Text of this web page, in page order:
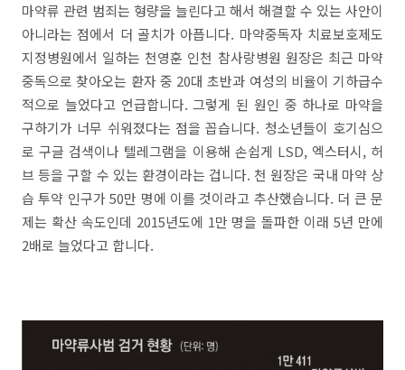
마약류 관련 범죄는 형량을 늘린다고 해서 해결할 수 있는 사안이
아니라는 점에서 더 골치가 아픕니다. 마약중독자 치료보호제도
지정병원에서 일하는 천영훈 인천 참사랑병원 원장은 최근 마약
중독으로 찾아오는 환자 중 20대 초반과 여성의 비율이 기하급수
적으로 늘었다고 언급합니다. 그렇게 된 원인 중 하나로 마약을
구하기가 너무 쉬워졌다는 점을 꼽습니다. 청소년들이 호기심으
로 구글 검색이나 텔레그램을 이용해 손쉽게 LSD, 엑스터시, 허
브 등을 구할 수 있는 환경이라는 겁니다. 천 원장은 국내 마약 상
습 투약 인구가 50만 명에 이를 것이라고 추산했습니다. 더 큰 문
제는 확산 속도인데 2015년도에 1만 명을 돌파한 이래 5년 만에
2배로 늘었다고 합니다.